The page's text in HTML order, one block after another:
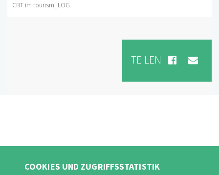
CBT im tourism_LOG
TEILEN
COOKIES UND ZUGRIFFSSTATISTIK